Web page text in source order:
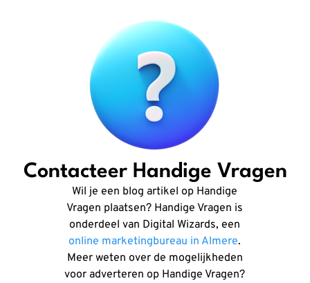
Contacteer Handige Vragen
Wil je een blog artikel op Handige
Vragen plaatsen? Handige Vragen is
onderdeel van Digital Wizards, een
online marketingbureau in Almere.
Meer weten over de mogelijkheden
voor adverteren op Handige Vragen?